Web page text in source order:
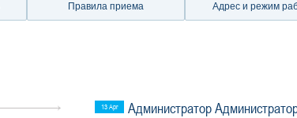
Правила приема Адрес и режим
13 Apr Администратор